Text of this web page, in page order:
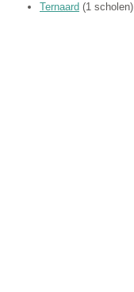
Ternaard (1 scholen)